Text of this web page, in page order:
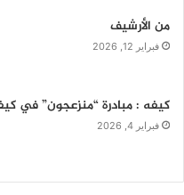
من الأرشيف
فبراير 12, 2026
كيفه : مبادرة “منزعجون” في
فبراير 4, 2026